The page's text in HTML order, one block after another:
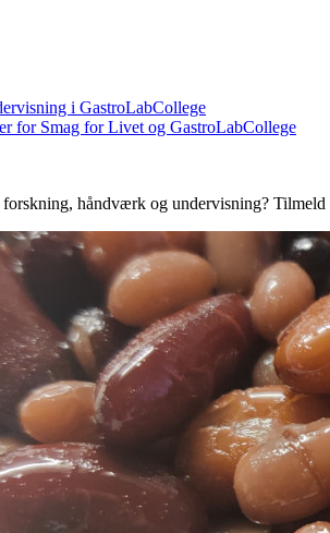
i GastroLabCollege
for Smag for Livet og GastroLabCollege
håndværk og undervisning?